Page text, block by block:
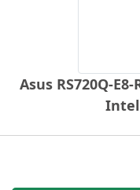
Asus RS720Q-
Intel